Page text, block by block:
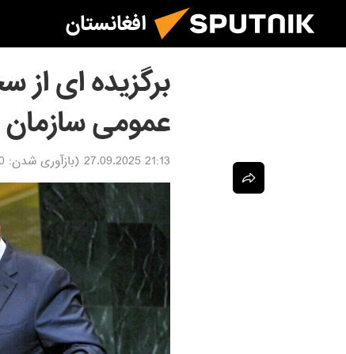
افغانستان
برگزیده ای
عمومی
21:13 27.09.2025 (بازآوری شدن: